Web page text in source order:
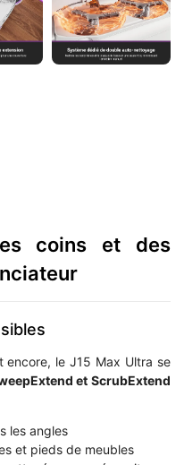
coins et des
encore, le J15 Max Ultra se
et ScrubExtend
les angles
et pieds de meubles